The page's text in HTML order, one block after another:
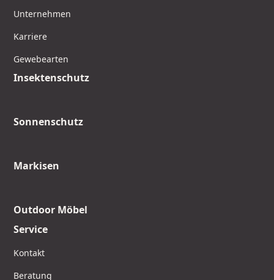
Unternehmen
Karriere
Gewebearten
Insektenschutz
Sonnenschutz
Markisen
Outdoor Möbel
Service
Kontakt
Beratung